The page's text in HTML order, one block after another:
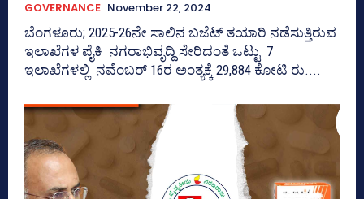
GOVERNANCE November 22, 2024
ಬೆಂಗಳೂರು; 2025-26ನೇ ಸಾಲಿನ ಬಜೆಟ್‌ ತಯಾರಿ ನಡೆಸುತ್ತಿರುವ
ಇಲಾಖೆಗಳ ಪೈಕಿ ನಗರಾಭಿವೃದ್ದಿ ಸೇರಿದಂತೆ ಒಟ್ಟು 7
ಇಲಾಖೆಗಳಲ್ಲಿ ನವೆಂಬರ್‍‌ 16ರ ಅಂತ್ಯಕ್ಕೆ 29,884 ಕೋಟಿ ರು....